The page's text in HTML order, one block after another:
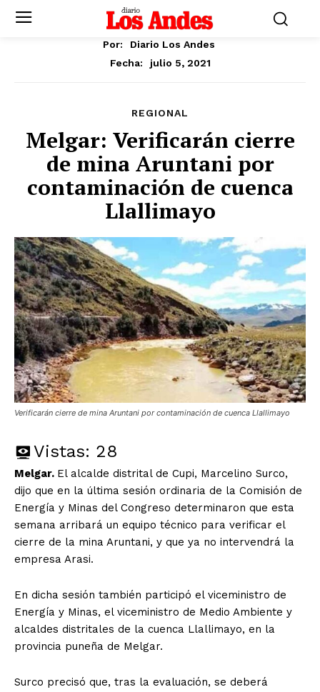
Por:
Diario Los Andes
Fecha:
julio 5, 2021
REGIONAL
Melgar: Verificarán cierre
de mina Aruntani por
contaminación de cuenca
Llallimayo
Verificarán cierre de mina Aruntani por contaminación de cuenca Llallimayo
Vistas: 28
Melgar. El alcalde distrital de Cupi, Marcelino Surco,
dijo que en la última sesión ordinaria de la Comisión de
Energía y Minas del Congreso determinaron que esta
semana arribará un equipo técnico para verificar el
cierre de la mina Aruntani, y que ya no intervendrá la
empresa Arasi.
En dicha sesión también participó el viceministro de
Energía y Minas, el viceministro de Medio Ambiente y
alcaldes distritales de la cuenca Llallimayo, en la
provincia puneña de Melgar.
Surco precisó que, tras la evaluación, se deberá